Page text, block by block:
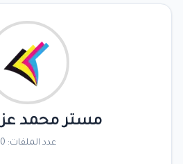
مستر محمد
عدد الملفات: 0